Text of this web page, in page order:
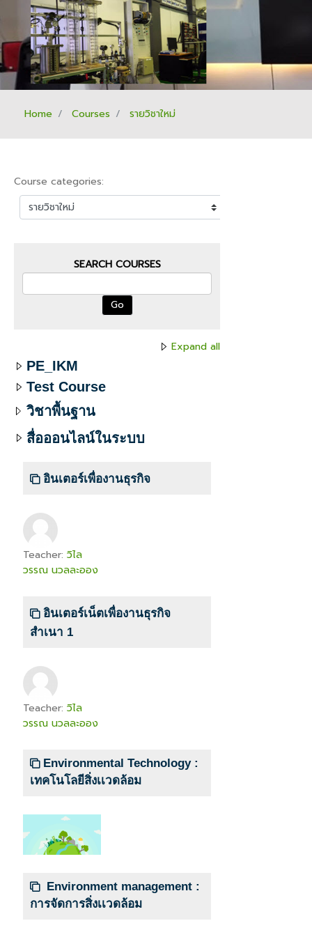
Home Courses รายวิชาใหม่
Course categories:
SEARCH COURSES
Go
Expand all
PE_IKM
Test Course
วิชาพื้นฐาน
สื่อออนไลน์ในระบบ
อินเตอร์เพื่องานธุรกิจ
Teacher: วิไล
วรรณ นวลละออง
อินเตอร์เน็ตเพื่องานธุรกิจ
สำเนา 1
Teacher: วิไล
วรรณ นวลละออง
Environmental Technology :
เทคโนโลยีสิ่งเเวดล้อม
Environment management :
การจัดการสิ่งเเวดล้อม